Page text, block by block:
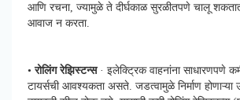
आणि रचना, ज्यामुळे ते दीर्घकाळ सुरळीतपणे चालू
आवाज न करता.
•रोलिंग रेझिस्टन्स· इलेक्ट्रिक वाहनांना साधारणपणे
टायर्सची आवश्यकता असते. जडत्वामुळे निर्माण